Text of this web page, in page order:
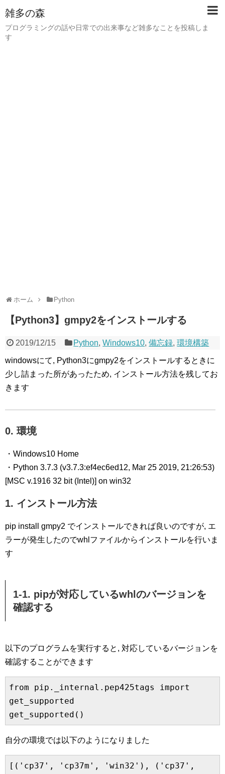
雑多の森
プログラミングの話や日常での出来事など雑多なことを投稿しま
す
ホーム Python
【Python3】gmpy2をインストールする
2019/12/15 Python,Windows10,備忘録,環境構築
windowsにて, Python3にgmpy2をインストールするときに
少し詰まった所があったため, インストール方法を残してお
きます
0. 環境
・Windows10 Home
・Python 3.7.3 (v3.7.3:ef4ec6ed12, Mar 25 2019, 21:26:53)
[MSC v.1916 32 bit (Intel)] on win32
1. インストール方法
pip install gmpy2 でインストールできれば良いのですが, エ
ラーが発生したのでwhlファイルからインストールを行いま
す
1-1. pipが対応しているwhlのバージョンを
確認する
以下のプログラムを実行すると, 対応しているバージョンを
確認することができます
from pip._internal.pep425tags import
get_supported
get_supported()
自分の環境では以下のようになりました
[('cp37', 'cp37m', 'win32'), ('cp37',